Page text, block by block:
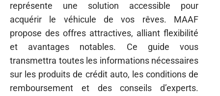
représente une solution accessible pour
acquérir le véhicule de vos rêves. MAAF
propose des offres attractives, alliant flexibilité
et avantages notables. Ce guide vous
transmettra toutes les informations nécessaires
sur les produits de crédit auto, les conditions de
remboursement et des conseils d’experts.